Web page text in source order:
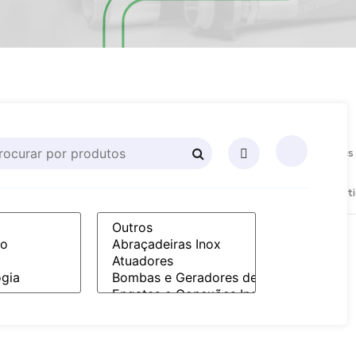
Mangueiras Mangueiras Mangueiras Mangueiras